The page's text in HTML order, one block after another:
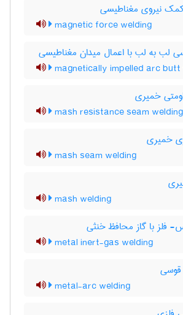
نیروی مغناطیسی
magnetic force welding
لب به لب با اعمال میدان مغناطیسی
magnetically impelled arc butt
خمیری
mash resistance seam welding
خمیری
mash seam welding
mash welding
فلز با گاز محافظ خنثی
metal inert-gas welding
قوسی
metal-arc welding